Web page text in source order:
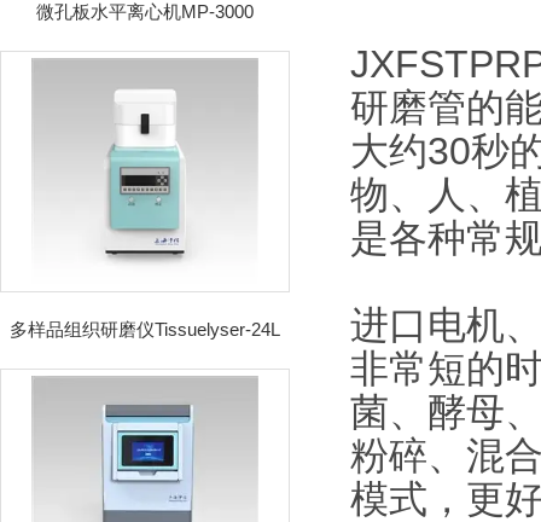
微孔板水平离心机MP-3000
多样品组织研磨仪Tissuelyser-24L
研磨管的
大约30秒
物、人、
是各种常
进口电机
非常短的
菌、酵母
粉碎、混
模式，更